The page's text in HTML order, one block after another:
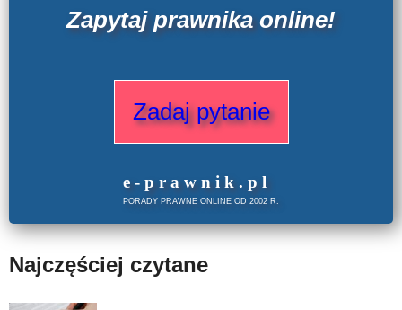
Zapytaj prawnika online!
Zadaj pytanie
e -prawnik . pl
PORADY PRAWNE ONLINE OD 2002 R.
Najczęściej czytane